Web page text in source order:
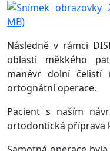
Následně v rámci
oblasti měkkého
manévr dolní čelistí
ortognátní operace.
Pacient s naším
ortodontická příprava